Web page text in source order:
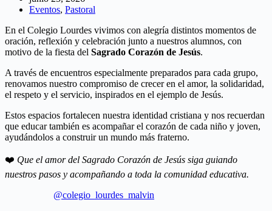
Eventos, Pastoral
En el Colegio Lourdes vivimos con alegría distintos momentos de
oración, reflexión y celebración junto a nuestros alumnos, con
motivo de la fiesta del Sagrado Corazón de Jesús.
A través de encuentros especialmente preparados para cada grupo,
renovamos nuestro compromiso de crecer en el amor, la solidaridad,
el respeto y el servicio, inspirados en el ejemplo de Jesús.
Estos espacios fortalecen nuestra identidad cristiana y nos recuerdan
que educar también es acompañar el corazón de cada niño y joven,
ayudándolos a construir un mundo más fraterno.
❤️ Que el amor del Sagrado Corazón de Jesús siga guiando
nuestros pasos y acompañando a toda la comunidad educativa.
@colegio_lourdes_malvin